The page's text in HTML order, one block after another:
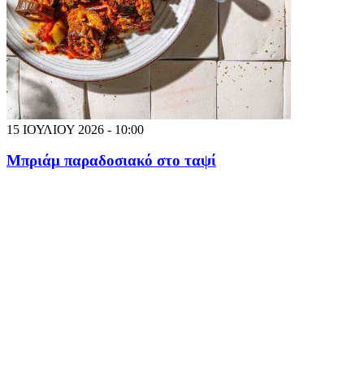
15 ΙΟΥΛΙΟΥ 2026 - 10:00
Μπριάμ παραδοσιακό στο ταψί